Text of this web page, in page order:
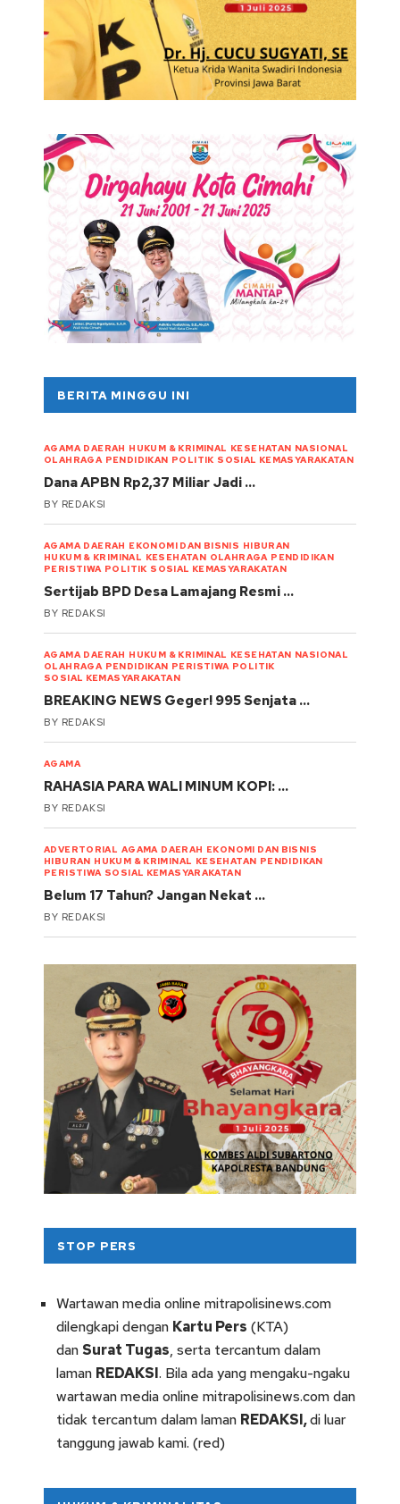
BERITA MINGGU INI
AGAMA DAERAH HUKUM & KRIMINAL KESEHATAN NASIONAL
OLAHRAGA PENDIDIKAN POLITIK SOSIAL KEMASYARAKATAN
Dana APBN Rp2,37 Miliar Jadi …
BY REDAKSI
AGAMA DAERAH EKONOMI DAN BISNIS HIBURAN
HUKUM & KRIMINAL KESEHATAN OLAHRAGA PENDIDIKAN
PERISTIWA POLITIK SOSIAL KEMASYARAKATAN
Sertijab BPD Desa Lamajang Resmi …
BY REDAKSI
AGAMA DAERAH HUKUM & KRIMINAL KESEHATAN NASIONAL
OLAHRAGA PENDIDIKAN PERISTIWA POLITIK
SOSIAL KEMASYARAKATAN
BREAKING NEWS Geger! 995 Senjata …
BY REDAKSI
AGAMA
RAHASIA PARA WALI MINUM KOPI: …
BY REDAKSI
ADVERTORIAL AGAMA DAERAH EKONOMI DAN BISNIS
HIBURAN HUKUM & KRIMINAL KESEHATAN PENDIDIKAN
PERISTIWA SOSIAL KEMASYARAKATAN
Belum 17 Tahun? Jangan Nekat …
BY REDAKSI
STOP PERS
Wartawan media online mitrapolisinews.com
dilengkapi dengan Kartu Pers (KTA)
dan Surat Tugas, serta tercantum dalam
laman REDAKSI. Bila ada yang mengaku-ngaku
wartawan media online mitrapolisinews.com dan
tidak tercantum dalam laman REDAKSI,di luar
tanggung jawab kami. (red)